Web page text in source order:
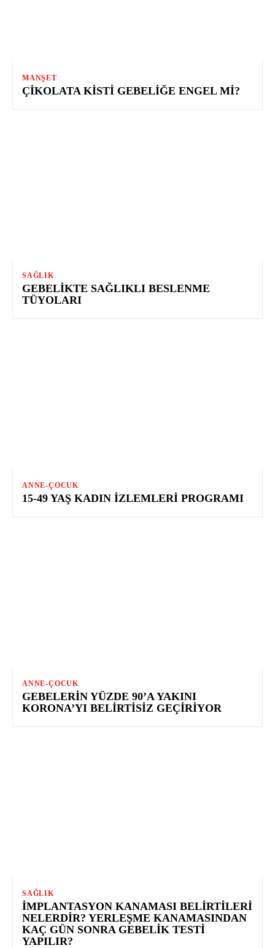
MANŞET
ÇIKOLATA KISTI GEBELIĞE ENGEL MI?
SAĞLIK
GEBELIKTE SAĞLIKLI BESLENME
TÜYOLARI
ANNE-ÇOCUK
15-49 YAŞ KADIN İZLEMLERI PROGRAMI
ANNE-ÇOCUK
GEBELERIN YÜZDE 90’A YAKINI
KORONA’YI BELIRTISIZ GEÇIRIYOR
SAĞLIK
İMPLANTASYON KANAMASI BELIRTILERI
NELERDIR? YERLEŞME KANAMASINDAN
KAÇ GÜN SONRA GEBELIK TESTI
YAPILIR?